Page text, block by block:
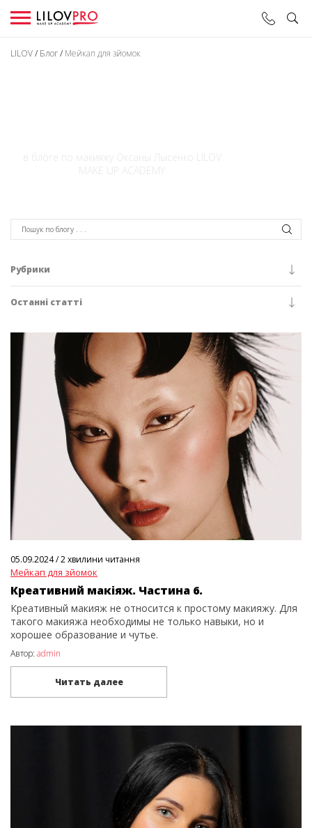
LILOV/ Блог/ Мейкап для зйомок
MAKE UP ACADEMY
05.09.2024/2 хвилини читання
Мейкап для зйомок
Креативний макіяж. Частина 6.
Креативный макияж не относится к простому макияжу. Для
такого макияжа необходимы не только навыки, но и
хорошее образование и чутье.
Автор: admin
Читать далее
Рубрики
Останні статті